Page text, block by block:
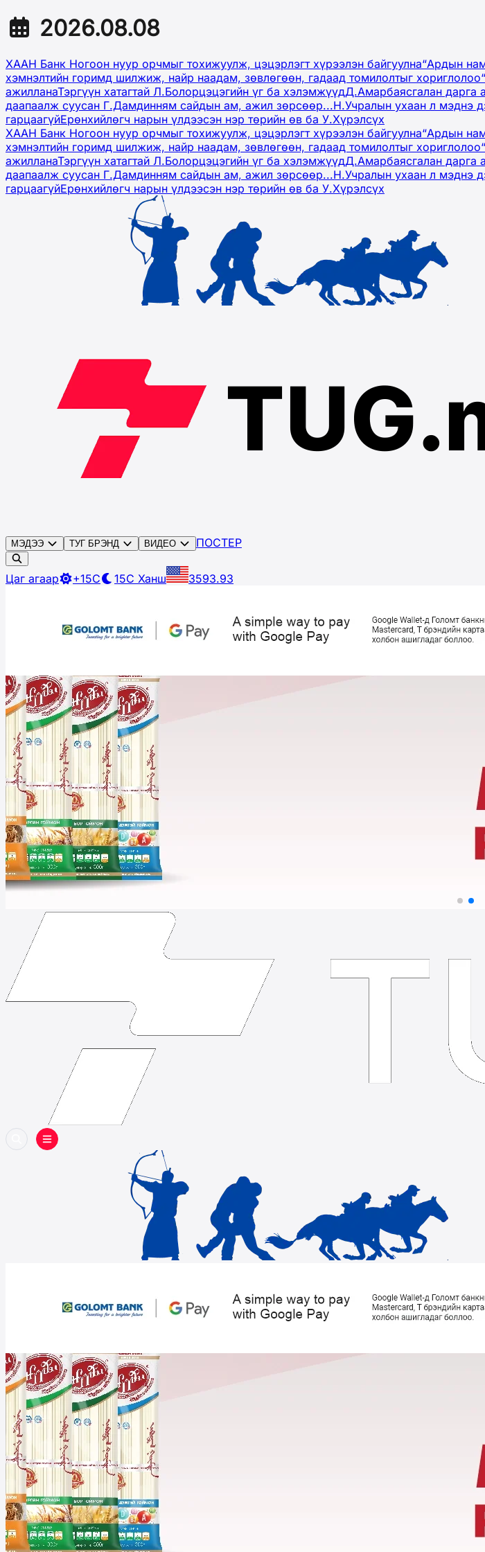
2026.08.08
ХААН Банк Ногоон нуур орчмыг тохижуулж, цэцэрлэгт хүрээлэн байгуулна“Ардын
хэмнэлтийн горимд шилжиж, найр наадам, зөвлөгөөн, гадаад томилолтыг хориглолоо
ажилланаТэргүүн хатагтай Л.Болорцэцэгийн үг ба хэлэмжүүдД.Амарбаясгалан дарга
даапаалж суусан Г.Дамдинням сайдын ам, ажил зөрсөөр...Н.Учралын ухаан л мэднэ
гарцаагүйЕрөнхийлөгч нарын үлдээсэн нэр төрийн өв ба У.Хүрэлсүх
ХААН Банк Ногоон нуур орчмыг тохижуулж, цэцэрлэгт хүрээлэн байгуулна“Ардын
хэмнэлтийн горимд шилжиж, найр наадам, зөвлөгөөн, гадаад томилолтыг хориглолоо
ажилланаТэргүүн хатагтай Л.Болорцэцэгийн үг ба хэлэмжүүдД.Амарбаясгалан дарга
даапаалж суусан Г.Дамдинням сайдын ам, ажил зөрсөөр...Н.Учралын ухаан л мэднэ
гарцаагүйЕрөнхийлөгч нарын үлдээсэн нэр төрийн өв ба У.Хүрэлсүх
МЭДЭЭ ТУГ БРЭНД ВИДЕО ПОСТЕР
Цаг агаар +15C 15C Ханш 3593.93